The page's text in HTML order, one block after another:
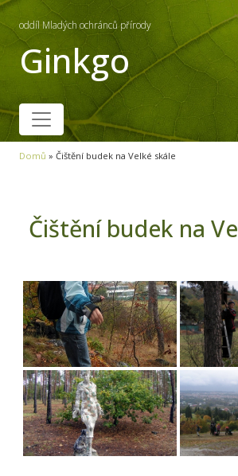
oddíl Mladých ochránců přírody
Ginkgo
Domů » Čištění budek na Velké skále
Čištění budek na